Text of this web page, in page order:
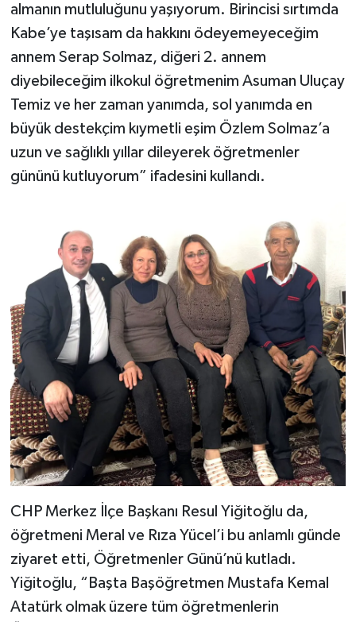
almanın mutluluğunu yaşıyorum. Birincisi sırtımda
Kabe’ye taşısam da hakkını ödeyemeyeceğim
annem Serap Solmaz, diğeri 2. annem
diyebileceğim ilkokul öğretmenim Asuman Uluçay
Temiz ve her zaman yanımda, sol yanımda en
büyük destekçim kıymetli eşim Özlem Solmaz’a
uzun ve sağlıklı yıllar dileyerek öğretmenler
gününü kutluyorum” ifadesini kullandı.
CHP Merkez İlçe Başkanı Resul Yiğitoğlu da,
öğretmeni Meral ve Rıza Yücel’i bu anlamlı günde
ziyaret etti, Öğretmenler Günü’nü kutladı.
Yiğitoğlu, “Başta Başöğretmen Mustafa Kemal
Atatürk olmak üzere tüm öğretmenlerin